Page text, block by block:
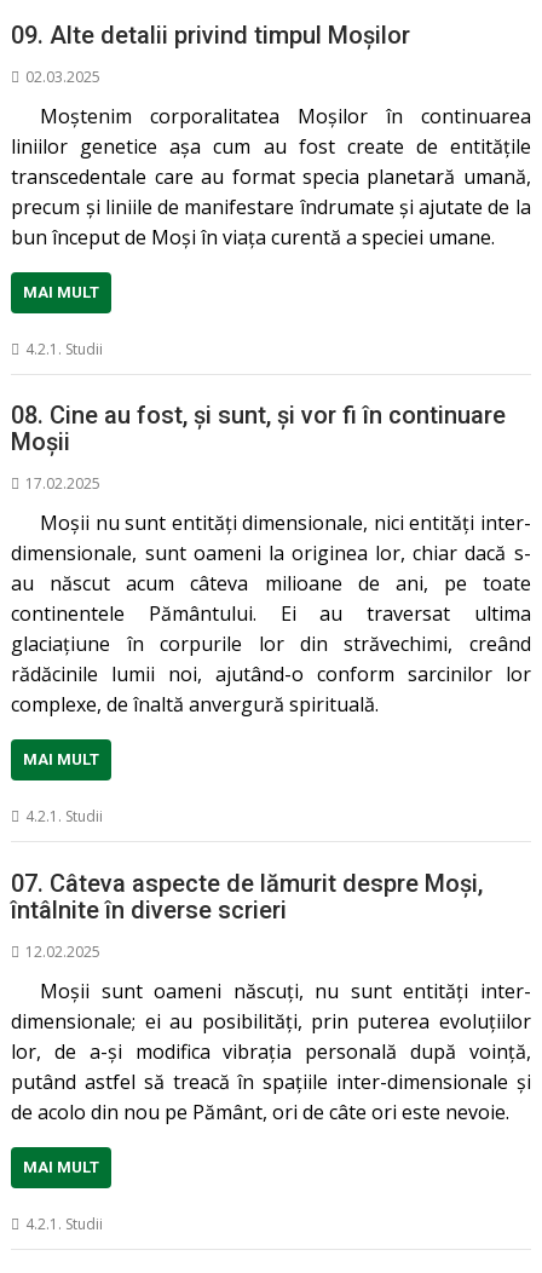
09. Alte detalii privind timpul Moșilor
02.03.2025
Moștenim corporalitatea Moșilor în continuarea
liniilor genetice așa cum au fost create de entitățile
transcedentale care au format specia planetară umană,
precum și liniile de manifestare îndrumate și ajutate de la
bun început de Moși în viața curentă a speciei umane.
MAI MULT
4.2.1. Studii
08. Cine au fost, şi sunt, şi vor fi în continuare
Moşii
17.02.2025
Moșii nu sunt entități dimensionale, nici entități inter-
dimensionale, sunt oameni la originea lor, chiar dacă s-
au născut acum câteva milioane de ani, pe toate
continentele Pământului. Ei au traversat ultima
glaciațiune în corpurile lor din străvechimi, creând
rădăcinile lumii noi, ajutând-o conform sarcinilor lor
complexe, de înaltă anvergură spirituală.
MAI MULT
4.2.1. Studii
07. Câteva aspecte de lămurit despre Moși,
întâlnite în diverse scrieri
12.02.2025
Moșii sunt oameni născuți, nu sunt entități inter-
dimensionale; ei au posibilități, prin puterea evoluțiilor
lor, de a-și modifica vibrația personală după voință,
putând astfel să treacă în spațiile inter-dimensionale și
de acolo din nou pe Pământ, ori de câte ori este nevoie.
MAI MULT
4.2.1. Studii